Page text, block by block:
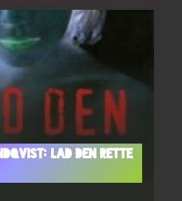
Lad den rette